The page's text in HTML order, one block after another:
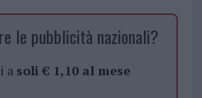
le pubblicità nazionali?
a soli € 1,10 al mese